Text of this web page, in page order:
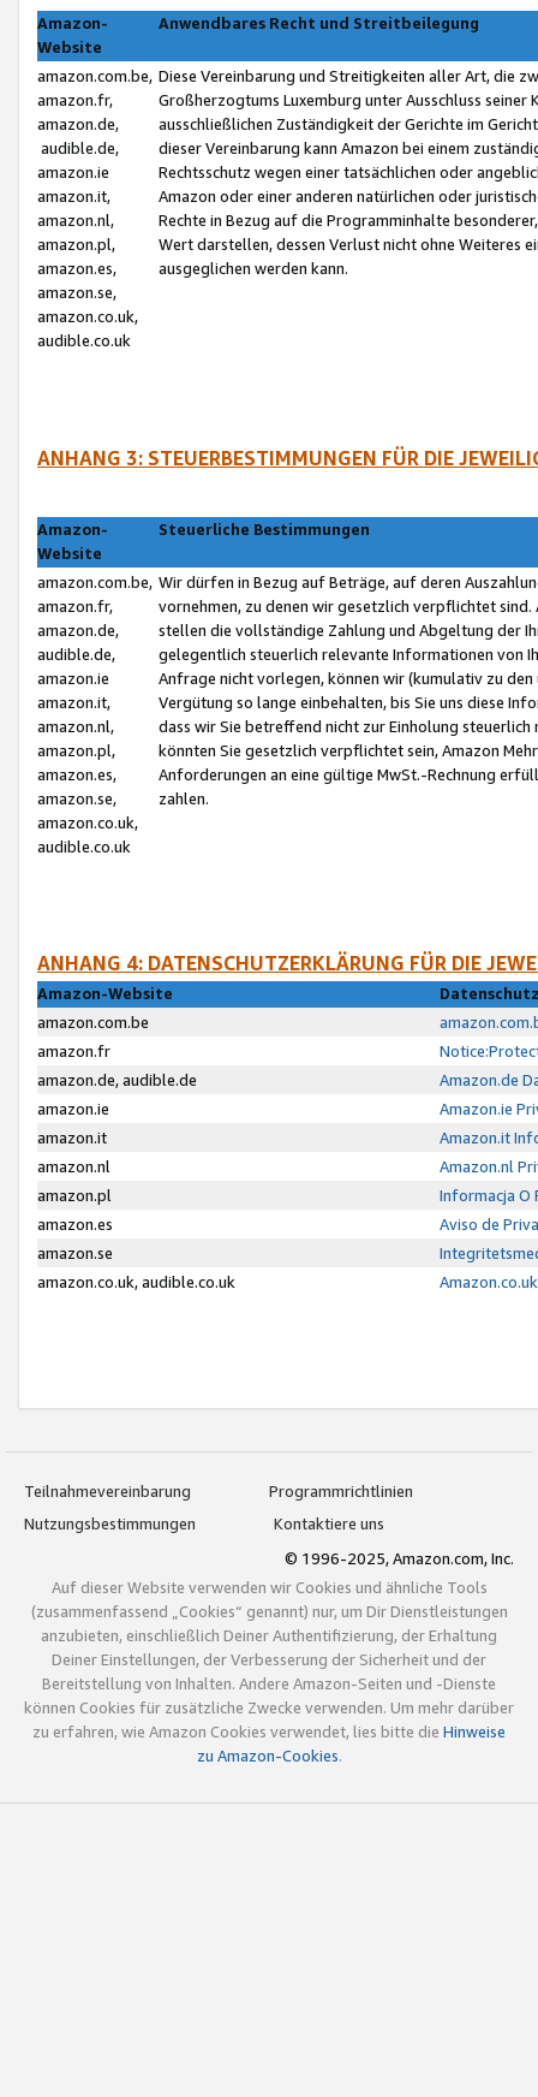
Amazon-
Website
Anwendbares Recht und Streitbeilegung
amazon.com.be,
amazon.fr,
amazon.de,
audible.de,
amazon.ie
amazon.it,
amazon.nl,
amazon.pl,
amazon.es,
amazon.se,
amazon.co.uk,
audible.co.uk
Diese Vereinbarung und Streitigkeiten aller Art, die
Großherzogtums Luxemburg unter Ausschluss
ausschließlichen Zuständigkeit der Gerichte im
dieser Vereinbarung kann Amazon bei einem
Rechtsschutz wegen einer tatsächlichen oder
Amazon oder einer anderen natürlichen oder
Rechte in Bezug auf die Programminhalte
Wert darstellen, dessen Verlust nicht ohne Weiteres
ausgeglichen werden kann.
ANHANG 3: STEUERBESTIMMUNGEN FÜR DIE
Amazon-
Website
Steuerliche Bestimmungen
amazon.com.be,
amazon.fr,
amazon.de,
audible.de,
amazon.ie
amazon.it,
amazon.nl,
amazon.pl,
amazon.es,
amazon.se,
amazon.co.uk,
audible.co.uk
Wir dürfen in Bezug auf Beträge, auf deren
vornehmen, zu denen wir gesetzlich verpflichtet
stellen die vollständige Zahlung und Abgeltung der
gelegentlich steuerlich relevante Informationen von
Anfrage nicht vorlegen, können wir (kumulativ zu
Vergütung so lange einbehalten, bis Sie uns diese
dass wir Sie betreffend nicht zur Einholung
könnten Sie gesetzlich verpflichtet sein, Amazon
Anforderungen an eine gültige MwSt.-Rechnung
zahlen.
ANHANG 4: DATENSCHUTZERKLÄRUNG FÜR DIE
Amazon-Website
amazon.com.be
amazon.fr
amazon.de, audible.de
Amazon.de
amazon.ie
Amazon.ie
amazon.it
Amazon.it
amazon.nl
Amazon.nl
amazon.pl
Informacja O
amazon.es
Aviso de
amazon.se
amazon.co.uk, audible.co.uk
Teilnahmevereinbarung
Programmrichtlinien
Nutzungsbestimmungen
Kontaktiere uns
© 1996-2025, Amazon.com, Inc.
Auf dieser Website verwenden wir Cookies und ähnliche Tools
(zusammenfassend „Cookies“ genannt) nur, um Dir Dienstleistungen
anzubieten, einschließlich Deiner Authentifizierung, der Erhaltung
Deiner Einstellungen, der Verbesserung der Sicherheit und der
Bereitstellung von Inhalten. Andere Amazon-Seiten und -Dienste
können Cookies für zusätzliche Zwecke verwenden. Um mehr darüber
zu erfahren, wie Amazon Cookies verwendet, lies bitte die Hinweise
zu Amazon-Cookies.